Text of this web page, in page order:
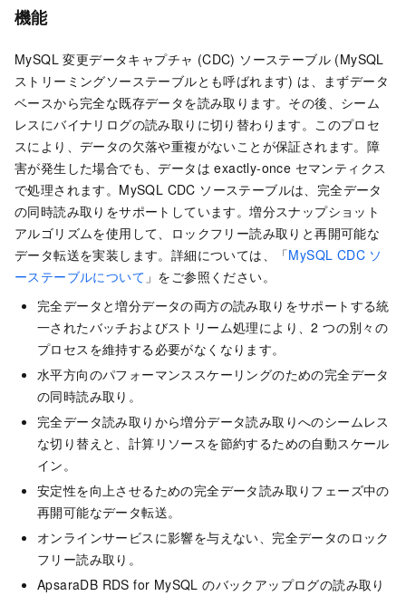
機能
MySQL 変更データキャプチャ (CDC) ソーステーブル (MySQL
ストリーミングソーステーブルとも呼ばれます) は、まずデータ
ベースから完全な既存データを読み取ります。その後、シーム
レスにバイナリログの読み取りに切り替わります。このプロセ
スにより、データの欠落や重複がないことが保証されます。障
害が発生した場合でも、データは exactly-once セマンティクス
で処理されます。MySQL CDC ソーステーブルは、完全データ
の同時読み取りをサポートしています。増分スナップショット
アルゴリズムを使用して、ロックフリー読み取りと再開可能な
データ転送を実装します。詳細については、「MySQL CDC ソ
ーステーブルについて 」をご参照ください。
完全データと増分データの両方の読み取りをサポートする統
一されたバッチおよびストリーム処理により、2 つの別々の
プロセスを維持する必要がなくなります。
水平方向のパフォーマンススケーリングのための完全データ
の同時読み取り。
完全データ読み取りから増分データ読み取りへのシームレス
な切り替えと、計算リソースを節約するための自動スケール
イン。
安定性を向上させるための完全データ読み取りフェーズ中の
再開可能なデータ転送。
オンラインサービスに影響を与えない、完全データのロック
フリー読み取り。
ApsaraDB RDS for MySQL のバックアップログの読み取り